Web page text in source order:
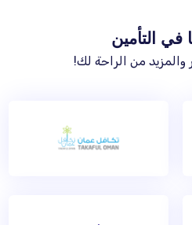
في التأمين
والمزيد من الراحة لك!